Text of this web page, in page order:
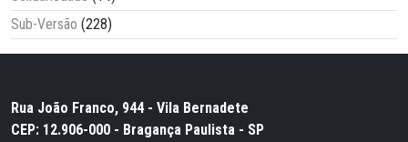
Sub-Versão (228)
Rua João Franco, 944 - Vila Bernadete
CEP: 12.906-000 - Bragança Paulista - SP